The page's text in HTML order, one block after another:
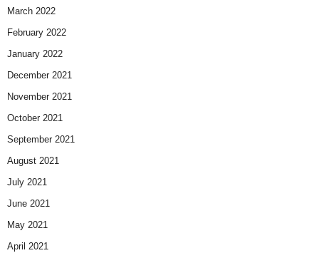
March 2022
February 2022
January 2022
December 2021
November 2021
October 2021
September 2021
August 2021
July 2021
June 2021
May 2021
April 2021